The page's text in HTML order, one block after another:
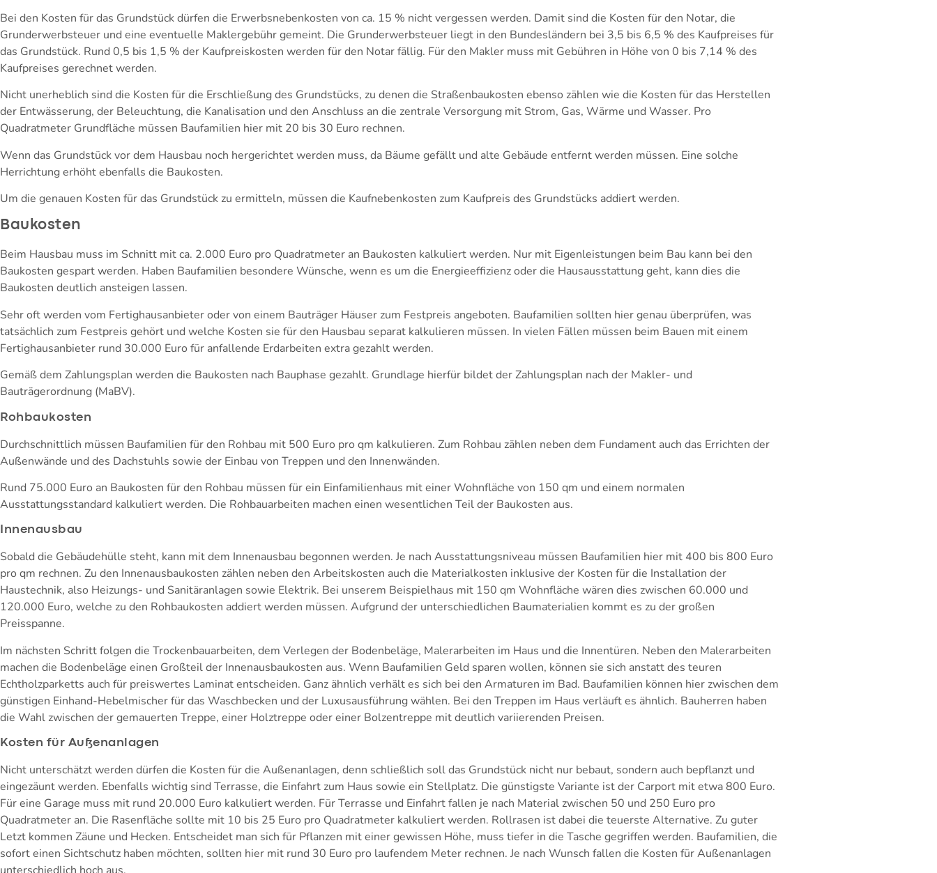
Bei den Kosten für das Grundstück dürfen die Erwerbsnebenkosten von ca. 15 % nicht vergessen werden. Damit sind die Kosten für den Notar, die
Grunderwerbsteuer und eine eventuelle Maklergebühr gemeint. Die Grunderwerbsteuer liegt in den Bundesländern bei 3,5 bis 6,5 % des Kaufpreises für
das Grundstück. Rund 0,5 bis 1,5 % der Kaufpreiskosten werden für den Notar fällig. Für den Makler muss mit Gebühren in Höhe von 0 bis 7,14 % des
Kaufpreises gerechnet werden.
Nicht unerheblich sind die Kosten für die Erschließung des Grundstücks, zu denen die Straßenbaukosten ebenso zählen wie die Kosten für das Herstellen
der Entwässerung, der Beleuchtung, die Kanalisation und den Anschluss an die zentrale Versorgung mit Strom, Gas, Wärme und Wasser. Pro
Quadratmeter Grundfläche müssen Baufamilien hier mit 20 bis 30 Euro rechnen.
Wenn das Grundstück vor dem Hausbau noch hergerichtet werden muss, da Bäume gefällt und alte Gebäude entfernt werden müssen. Eine solche
Herrichtung erhöht ebenfalls die Baukosten.
Um die genauen Kosten für das Grundstück zu ermitteln, müssen die Kaufnebenkosten zum Kaufpreis des Grundstücks addiert werden.
Baukosten
Beim Hausbau muss im Schnitt mit ca. 2.000 Euro pro Quadratmeter an Baukosten kalkuliert werden. Nur mit Eigenleistungen beim Bau kann bei den
Baukosten gespart werden. Haben Baufamilien besondere Wünsche, wenn es um die Energieeffizienz oder die Hausausstattung geht, kann dies die
Baukosten deutlich ansteigen lassen.
Sehr oft werden vom Fertighausanbieter oder von einem Bauträger Häuser zum Festpreis angeboten. Baufamilien sollten hier genau überprüfen, was
tatsächlich zum Festpreis gehört und welche Kosten sie für den Hausbau separat kalkulieren müssen. In vielen Fällen müssen beim Bauen mit einem
Fertighausanbieter rund 30.000 Euro für anfallende Erdarbeiten extra gezahlt werden.
Gemäß dem Zahlungsplan werden die Baukosten nach Bauphase gezahlt. Grundlage hierfür bildet der Zahlungsplan nach der Makler- und
Bauträgerordnung (MaBV).
Rohbaukosten
Durchschnittlich müssen Baufamilien für den Rohbau mit 500 Euro pro qm kalkulieren. Zum Rohbau zählen neben dem Fundament auch das Errichten der
Außenwände und des Dachstuhls sowie der Einbau von Treppen und den Innenwänden.
Rund 75.000 Euro an Baukosten für den Rohbau müssen für ein Einfamilienhaus mit einer Wohnfläche von 150 qm und einem normalen
Ausstattungsstandard kalkuliert werden. Die Rohbauarbeiten machen einen wesentlichen Teil der Baukosten aus.
Innenausbau
Sobald die Gebäudehülle steht, kann mit dem Innenausbau begonnen werden. Je nach Ausstattungsniveau müssen Baufamilien hier mit 400 bis 800 Euro
pro qm rechnen. Zu den Innenausbaukosten zählen neben den Arbeitskosten auch die Materialkosten inklusive der Kosten für die Installation der
Haustechnik, also Heizungs- und Sanitäranlagen sowie Elektrik. Bei unserem Beispielhaus mit 150 qm Wohnfläche wären dies zwischen 60.000 und
120.000 Euro, welche zu den Rohbaukosten addiert werden müssen. Aufgrund der unterschiedlichen Baumaterialien kommt es zu der großen
Preisspanne.
Im nächsten Schritt folgen die Trockenbauarbeiten, dem Verlegen der Bodenbeläge, Malerarbeiten im Haus und die Innentüren. Neben den Malerarbeiten
machen die Bodenbeläge einen Großteil der Innenausbaukosten aus. Wenn Baufamilien Geld sparen wollen, können sie sich anstatt des teuren
Echtholzparketts auch für preiswertes Laminat entscheiden. Ganz ähnlich verhält es sich bei den Armaturen im Bad. Baufamilien können hier zwischen dem
günstigen Einhand-Hebelmischer für das Waschbecken und der Luxusausführung wählen. Bei den Treppen im Haus verläuft es ähnlich. Bauherren haben
die Wahl zwischen der gemauerten Treppe, einer Holztreppe oder einer Bolzentreppe mit deutlich variierenden Preisen.
Kosten für Außenanlagen
Nicht unterschätzt werden dürfen die Kosten für die Außenanlagen, denn schließlich soll das Grundstück nicht nur bebaut, sondern auch bepflanzt und
eingezäunt werden. Ebenfalls wichtig sind Terrasse, die Einfahrt zum Haus sowie ein Stellplatz. Die günstigste Variante ist der Carport mit etwa 800 Euro.
Für eine Garage muss mit rund 20.000 Euro kalkuliert werden. Für Terrasse und Einfahrt fallen je nach Material zwischen 50 und 250 Euro pro
Quadratmeter an. Die Rasenfläche sollte mit 10 bis 25 Euro pro Quadratmeter kalkuliert werden. Rollrasen ist dabei die teuerste Alternative. Zu guter
Letzt kommen Zäune und Hecken. Entscheidet man sich für Pflanzen mit einer gewissen Höhe, muss tiefer in die Tasche gegriffen werden. Baufamilien, die
sofort einen Sichtschutz haben möchten, sollten hier mit rund 30 Euro pro laufendem Meter rechnen. Je nach Wunsch fallen die Kosten für Außenanlagen